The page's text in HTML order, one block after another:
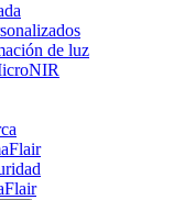
de luz